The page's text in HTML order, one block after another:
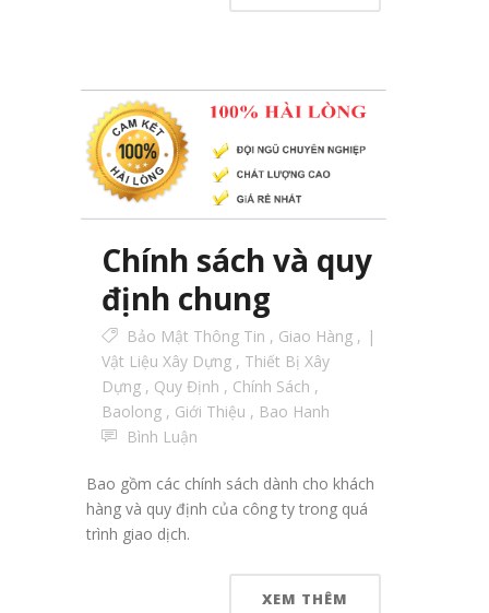
Chính sách và quy
định chung
Bảo Mật Thông Tin , Giao Hàng ,
Vật Liệu Xây Dựng , Thiết Bị Xây
Dựng , Quy Định , Chính Sách ,
Baolong , Giới Thiệu , Bao Hanh
Bình Luận
Bao gồm các chính sách dành cho khách
hàng và quy định của công ty trong quá
trình giao dịch.
XEM THÊM